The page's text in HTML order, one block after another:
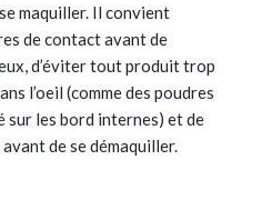
maquiller. Il convient
de contact avant de
d’éviter tout produit trop
l’oeil (comme des poudres
sur les bord internes) et de
de se démaquiller.